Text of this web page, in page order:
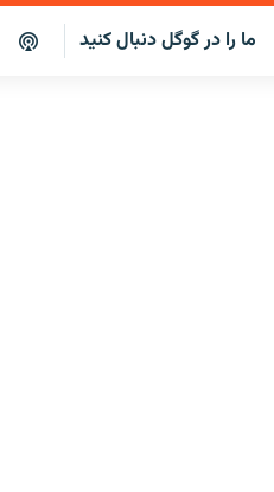
ما را در گوگل دنبال کنید